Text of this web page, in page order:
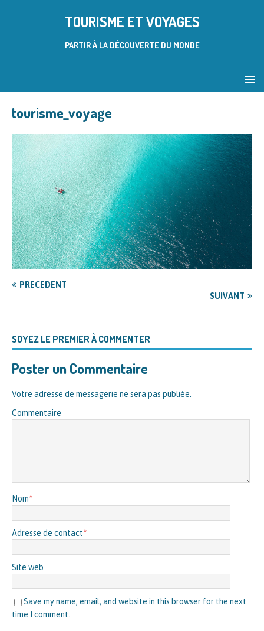
TOURISME ET VOYAGES
PARTIR À LA DÉCOUVERTE DU MONDE
tourisme_voyage
PRÉCÉDENT
SUIVANT
SOYEZ LE PREMIER À COMMENTER
Poster un Commentaire
Votre adresse de messagerie ne sera pas publiée.
Commentaire
Nom*
Adresse de contact*
Site web
Save my name, email, and website in this browser for the next
time I comment.